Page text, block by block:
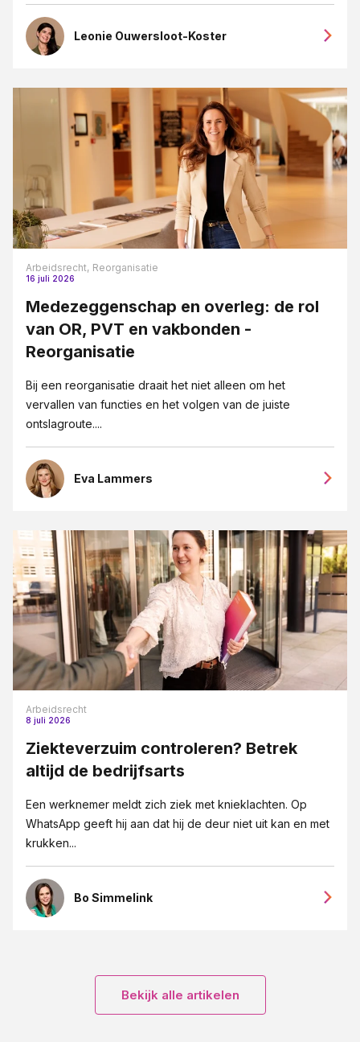
Leonie Ouwersloot-Koster
Arbeidsrecht, Reorganisatie
16 juli 2026
Medezeggenschap en overleg: de rol
van OR, PVT en vakbonden -
Reorganisatie
Bij een reorganisatie draait het niet alleen om het
vervallen van functies en het volgen van de juiste
ontslagroute....
Eva Lammers
Arbeidsrecht
8 juli 2026
Ziekteverzuim controleren? Betrek
altijd de bedrijfsarts
Een werknemer meldt zich ziek met knieklachten. Op
WhatsApp geeft hij aan dat hij de deur niet uit kan en met
krukken...
Bo Simmelink
Bekijk alle artikelen